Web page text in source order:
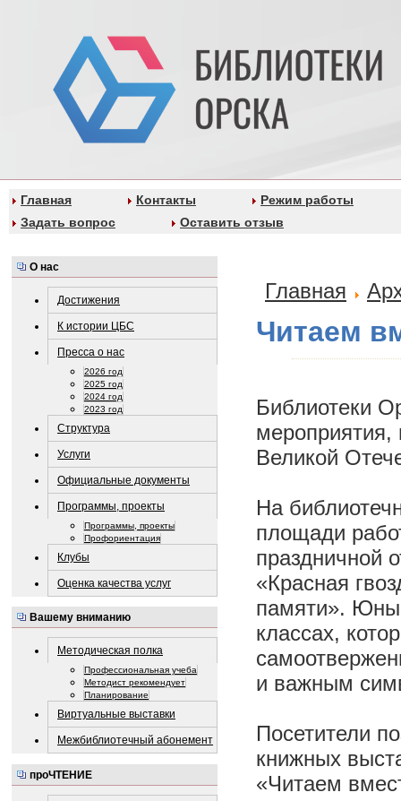
Главная Контакты
Режим работы
Задать вопрос
Оставить отзыв
О нас
Достижения
К истории ЦБС
Пресса о нас
2026 год
2025 год
2024 год
2023 год
Структура
Услуги
Официальные документы
Программы, проекты
Программы, проекты
Профориентация
Клубы
Оценка качества услуг
Вашему вниманию
Методическая полка
Профессиональная учеба
Методист рекомендует
Планирование
Виртуальные выставки
Межбиблиотечный абонемент
проЧТЕНИЕ
Главная
Читаем
Библиотеки
мероприятия,
Великой
На
площади
праздничной
«Красная
памяти».
классах,
и важным
Посетители
книжных
«Читаем